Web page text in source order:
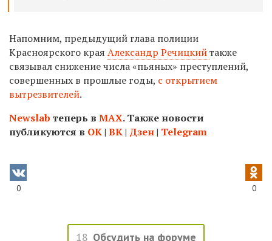
Напомним, предыдущий глава полиции
Красноярского края Александр Речицкийтакже
связывал снижение числа «пьяных» преступлений,
совершенных в прошлые годы, с открытием
вытрезвителей.
Newslab теперь в МАХ. Также новости
публикуются в ОК| ВК| Дзен| Telegram
0 0
18 Обсудить на форуме